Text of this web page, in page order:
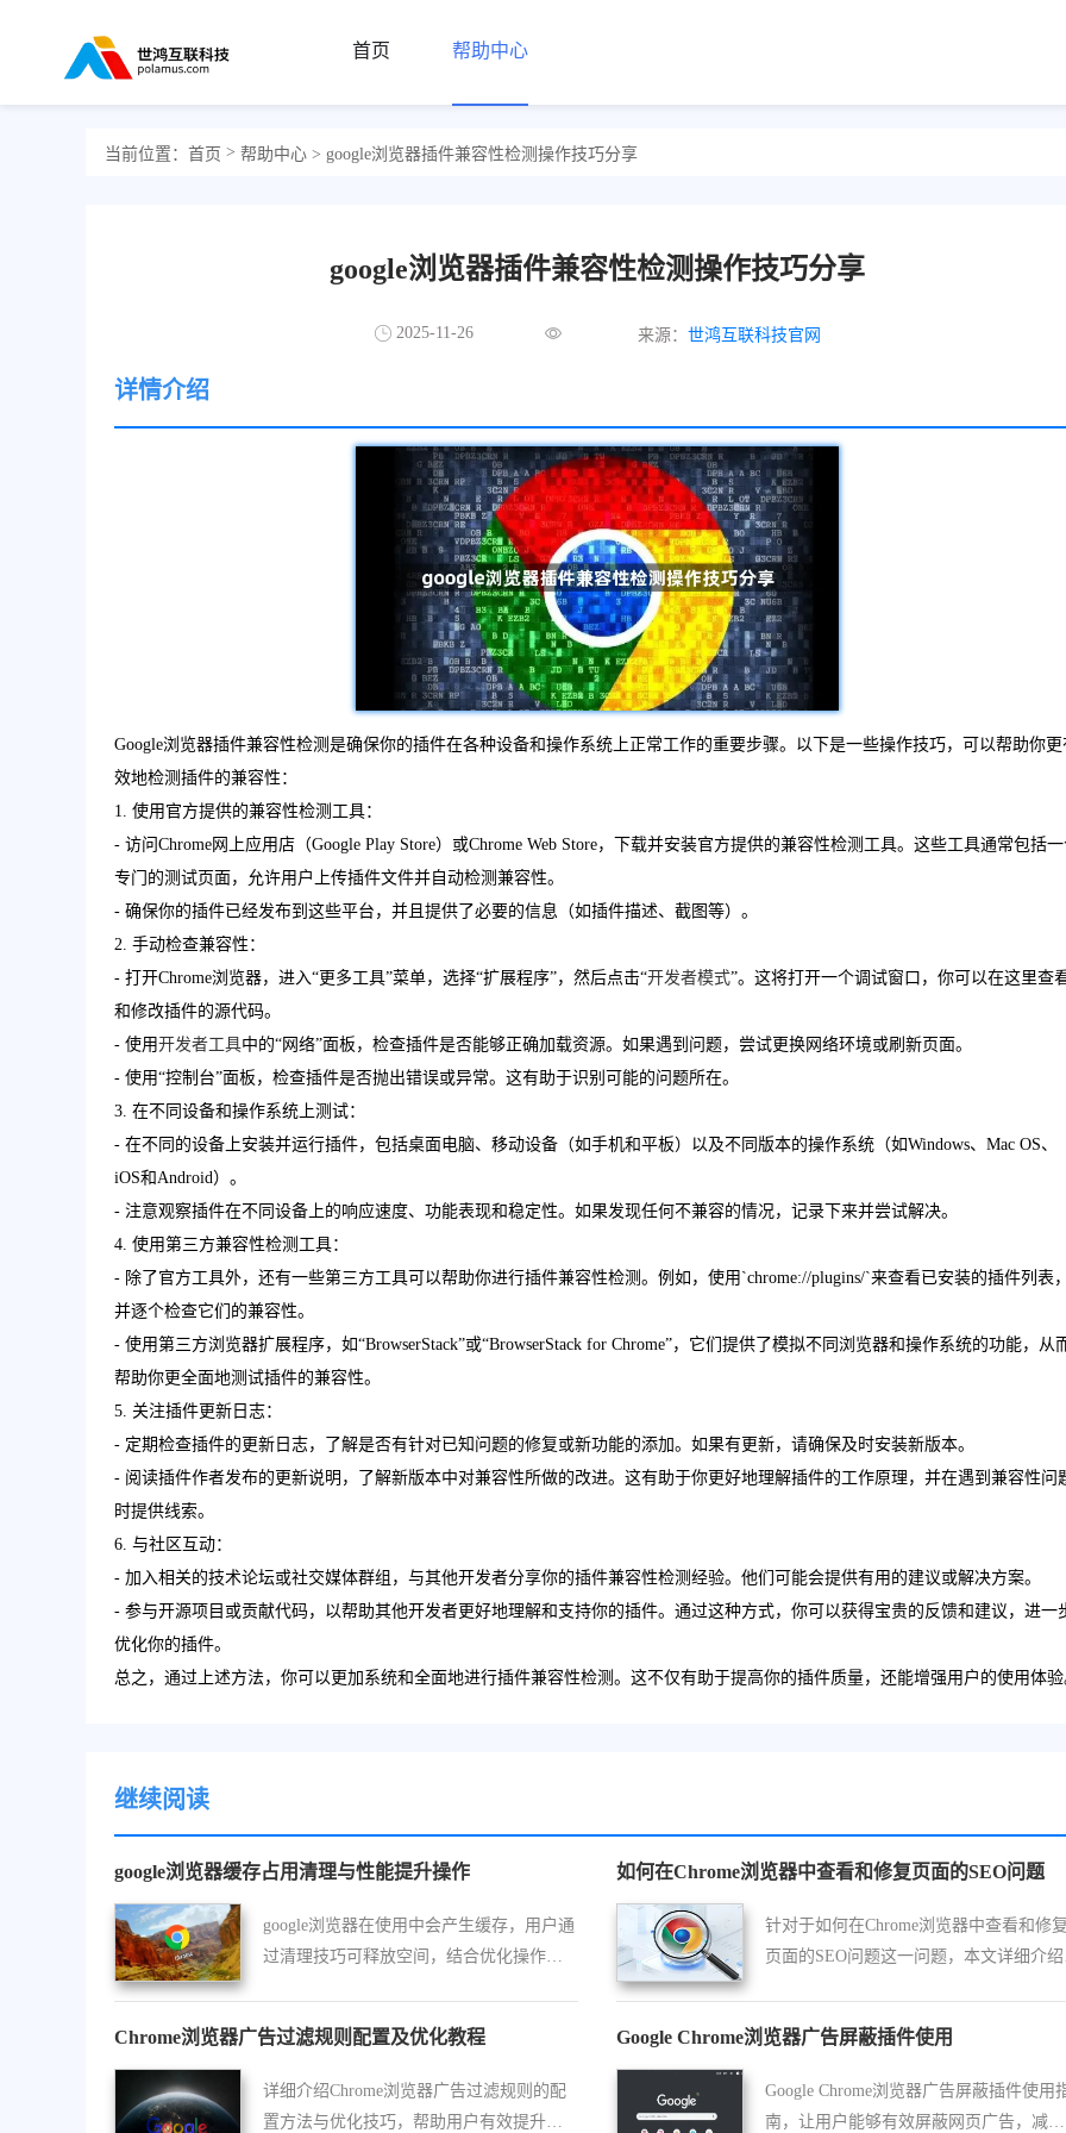
首页 帮助中心
当前位置： 首页 > 帮助中心 > google浏览器插件兼容性检测操作技巧分享
google浏览器插件兼容性检测操作技巧分享
2025-11-26 来源： 世鸿互联科技官网
详情介绍
Google浏览器插件兼容性检测是确保你的插件在各种设备和操作系统上正常工作的重要步骤。以下是一些操作技巧，可以帮助你更
效地检测插件的兼容性：
1. 使用官方提供的兼容性检测工具：
- 访问Chrome网上应用店（Google Play Store）或Chrome Web Store，下载并安装官方提供的兼容性检测工具。这些工具通常包括
专门的测试页面，允许用户上传插件文件并自动检测兼容性。
- 确保你的插件已经发布到这些平台，并且提供了必要的信息（如插件描述、截图等）。
2. 手动检查兼容性：
- 打开Chrome浏览器，进入“更多工具”菜单，选择“扩展程序”，然后点击“开发者模式”。这将打开一个调试窗口，你可以在这里查
和修改插件的源代码。
- 使用开发者工具中的“网络”面板，检查插件是否能够正确加载资源。如果遇到问题，尝试更换网络环境或刷新页面。
- 使用“控制台”面板，检查插件是否抛出错误或异常。这有助于识别可能的问题所在。
3. 在不同设备和操作系统上测试：
- 在不同的设备上安装并运行插件，包括桌面电脑、移动设备（如手机和平板）以及不同版本的操作系统（如Windows、Mac OS、
iOS和Android）。
- 注意观察插件在不同设备上的响应速度、功能表现和稳定性。如果发现任何不兼容的情况，记录下来并尝试解决。
4. 使用第三方兼容性检测工具：
- 除了官方工具外，还有一些第三方工具可以帮助你进行插件兼容性检测。例如，使用`chrome://plugins/`来查看已安装的插件列表，
并逐个检查它们的兼容性。
- 使用第三方浏览器扩展程序，如“BrowserStack”或“BrowserStack for Chrome”，它们提供了模拟不同浏览器和操作系统的功能，从
帮助你更全面地测试插件的兼容性。
5. 关注插件更新日志：
- 定期检查插件的更新日志，了解是否有针对已知问题的修复或新功能的添加。如果有更新，请确保及时安装新版本。
- 阅读插件作者发布的更新说明，了解新版本中对兼容性所做的改进。这有助于你更好地理解插件的工作原理，并在遇到兼容性问
时提供线索。
6. 与社区互动：
- 加入相关的技术论坛或社交媒体群组，与其他开发者分享你的插件兼容性检测经验。他们可能会提供有用的建议或解决方案。
- 参与开源项目或贡献代码，以帮助其他开发者更好地理解和支持你的插件。通过这种方式，你可以获得宝贵的反馈和建议，进一
优化你的插件。
总之，通过上述方法，你可以更加系统和全面地进行插件兼容性检测。这不仅有助于提高你的插件质量，还能增强用户的使用体验
继续阅读
google浏览器缓存占用清理与性能提升操作
google浏览器在使用中会产生缓存，用户通
过清理技巧可释放空间，结合优化操作提
如何在Chrome浏览器中查看和修复页面的SEO问题
针对于如何在Chrome浏览器中查看和修复
页面的SEO问题这一问题，本文详细介绍
Chrome浏览器广告过滤规则配置及优化教程
详细介绍Chrome浏览器广告过滤规则的配
置方法与优化技巧，帮助用户有效提升拦
Google Chrome浏览器广告屏蔽插件使用
Google Chrome浏览器广告屏蔽插件使用
南，让用户能够有效屏蔽网页广告，减少